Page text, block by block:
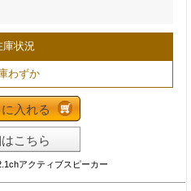
庫状況
わずか
入れる
こちら
アクティブスピーカー